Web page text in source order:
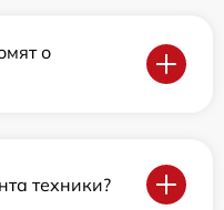
о
техники?